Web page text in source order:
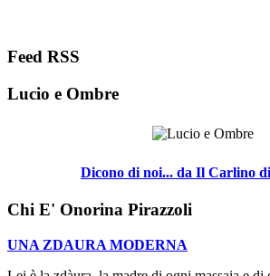
Feed RSS
Lucio e Ombre
Dicono di noi... da Il Carlino
Chi E' Onorina Pirazzoli
UNA ZDAURA MODERNA